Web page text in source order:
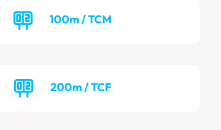
100m / TCM
200m / TCF